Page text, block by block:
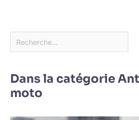
Dans la catégorie
moto